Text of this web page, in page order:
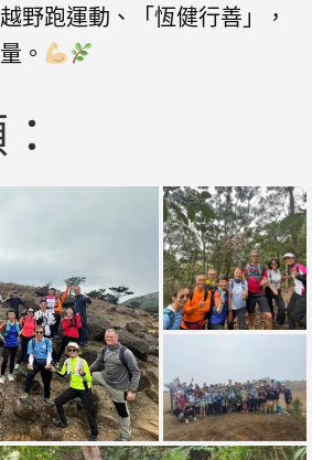
野跑運動、「恆健行善」，
。